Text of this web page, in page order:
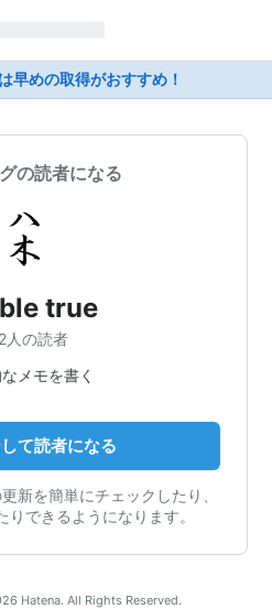
早めの取得がおすすめ！
の読者になる
true
人の読者
メモを書く
て読者になる
新を簡単にチェックしたり、
できるようになります。
Hatena. All Rights Reserved.